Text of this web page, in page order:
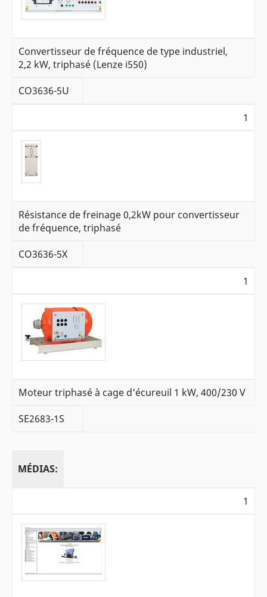
Convertisseur de fréquence de type industriel,
2,2 kW, triphasé (Lenze i550)
CO3636-5U
1
Résistance de freinage 0,2kW pour convertisseur
de fréquence, triphasé
CO3636-5X
1
Moteur triphasé à cage d'écureuil 1 kW, 400/230 V
SE2683-1S
MÉDIAS:
1